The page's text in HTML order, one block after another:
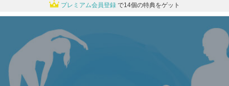
プレミアム会員登録 で14個の特典をゲット